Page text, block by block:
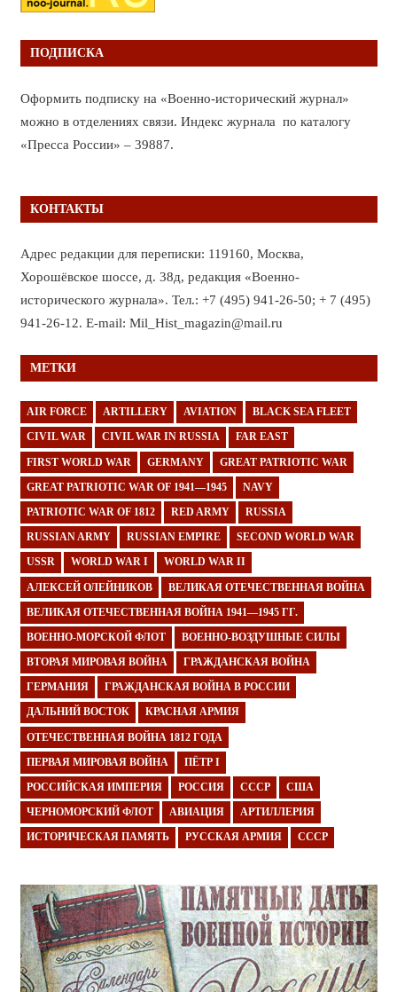
ПОДПИСКА
Оформить подписку на «Военно-исторический журнал»
можно в отделениях связи. Индекс журнала по каталогу
«Пресса России» – 39887.
КОНТАКТЫ
Адрес редакции для переписки: 119160, Москва,
Хорошёвское шоссе, д. 38д, редакция «Военно-
исторического журнала». Тел.: +7 (495) 941-26-50; + 7 (495)
941-26-12. E-mail: Mil_Hist_magazin@mail.ru
МЕТКИ
AIR FORCE ARTILLERY AVIATION BLACK SEA FLEET
CIVIL WAR CIVIL WAR IN RUSSIA FAR EAST
FIRST WORLD WAR GERMANY GREAT PATRIOTIC WAR
GREAT PATRIOTIC WAR OF 1941—1945 NAVY
PATRIOTIC WAR OF 1812 RED ARMY RUSSIA
RUSSIAN ARMY RUSSIAN EMPIRE SECOND WORLD WAR
USSR WORLD WAR I WORLD WAR II
АЛЕКСЕЙ ОЛЕЙНИКОВ ВЕЛИКАЯ ОТЕЧЕСТВЕННАЯ ВОЙНА
ВЕЛИКАЯ ОТЕЧЕСТВЕННАЯ ВОЙНА 1941—1945 ГГ.
ВОЕННО-МОРСКОЙ ФЛОТ ВОЕННО-ВОЗДУШНЫЕ СИЛЫ
ВТОРАЯ МИРОВАЯ ВОЙНА ГРАЖДАНСКАЯ ВОЙНА
ГЕРМАНИЯ ГРАЖДАНСКАЯ ВОЙНА В РОССИИ
ДАЛЬНИЙ ВОСТОК КРАСНАЯ АРМИЯ
ОТЕЧЕСТВЕННАЯ ВОЙНА 1812 ГОДА
ПЕРВАЯ МИРОВАЯ ВОЙНА ПЁТР I
РОССИЙСКАЯ ИМПЕРИЯ РОССИЯ СССР США
ЧЕРНОМОРСКИЙ ФЛОТ АВИАЦИЯ АРТИЛЛЕРИЯ
ИСТОРИЧЕСКАЯ ПАМЯТЬ РУССКАЯ АРМИЯ СССР